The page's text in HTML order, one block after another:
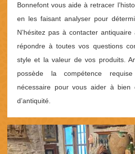
Bonnefont vous aide à retracer
en les faisant analyser pour
N’hésitez pas à contacter
répondre à toutes vos questions
style et la valeur de vos produits.
possède la compétence
nécessaire pour vous aider à bien
d’antiquité.